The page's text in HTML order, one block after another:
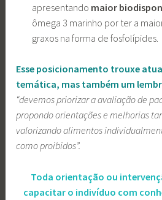
apresentando maior
ômega 3 marinho por ter a
graxos na forma de fosfolípides.
Esse posicionamento trouxe
temática, mas também um
“devemos priorizar a avaliação de
propondo orientações e melhorias
valorizando alimentos
como proibidos”.
Toda orientação ou
capacitar o indivíduo com